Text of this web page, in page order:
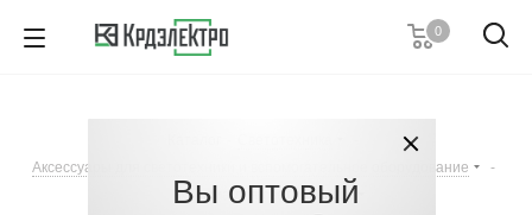
0
Аксессуары для светотехники и вспомогательное оборудование
-
Клемма для светильников
Вы оптовый